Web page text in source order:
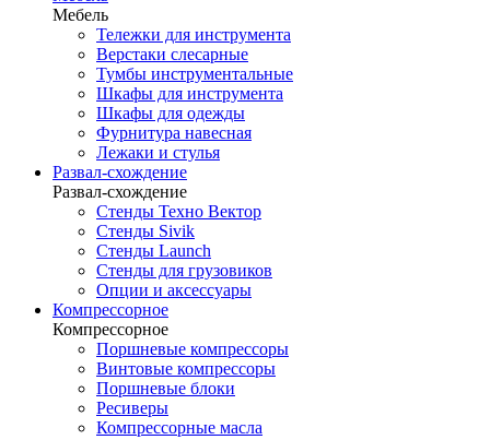
Мебель
Тележки для инструмента
Верстаки слесарные
Тумбы инструментальные
Шкафы для инструмента
Шкафы для одежды
Фурнитура навесная
Лежаки и стулья
Развал-схождение
Развал-схождение
Стенды Техно Вектор
Стенды Sivik
Стенды Launch
Стенды для грузовиков
Опции и аксессуары
Компрессорное
Компрессорное
Поршневые компрессоры
Винтовые компрессоры
Поршневые блоки
Ресиверы
Компрессорные масла